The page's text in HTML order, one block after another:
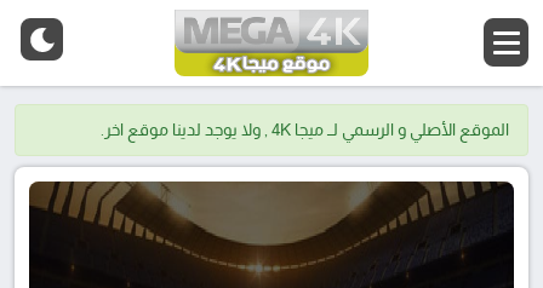
الموقع الأصلي و الرسمي لــ ميجا 4K , ولا يوجد لدينا موقع اخر.